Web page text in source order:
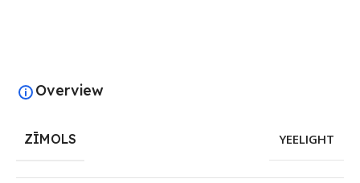
Overview
ZĪMOLS YEELIGHT